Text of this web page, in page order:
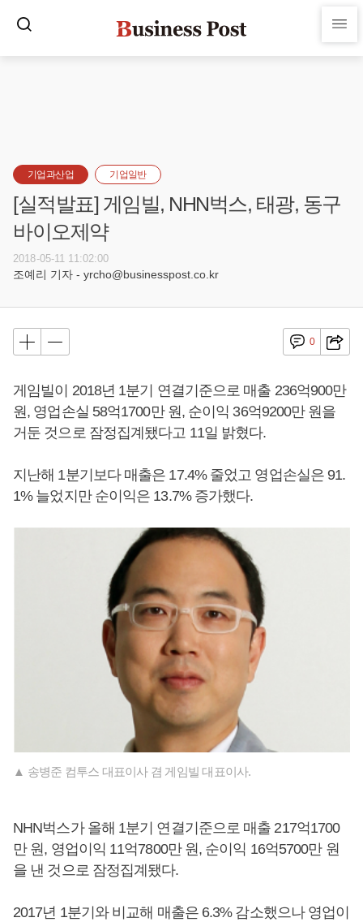
기업과산업 기업일반
[실적발표] 게임빌, NHN벅스, 태광, 동구
바이오제약
2018-05-11 11:02:00
조예리 기자 - yrcho@businesspost.co.kr
0
게임빌이 2018년 1분기 연결기준으로 매출 236억900만
원, 영업손실 58억1700만 원, 순이익 36억9200만 원을
거둔 것으로 잠정집계됐다고 11일 밝혔다.
지난해 1분기보다 매출은 17.4% 줄었고 영업손실은 91.
1% 늘었지만 순이익은 13.7% 증가했다.
▲ 송병준 컴투스 대표이사 겸 게임빌 대표이사.
NHN벅스가 올해 1분기 연결기준으로 매출 217억1700
만 원, 영업이익 11억7800만 원, 순이익 16억5700만 원
을 낸 것으로 잠정집계됐다.
2017년 1분기와 비교해 매출은 6.3% 감소했으나 영업이